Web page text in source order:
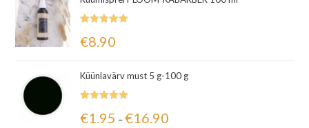
5.00/ 5
€8.90
Küünlavärv must 5 g-100 g
5.00/ 5
€1.95 – €16.90